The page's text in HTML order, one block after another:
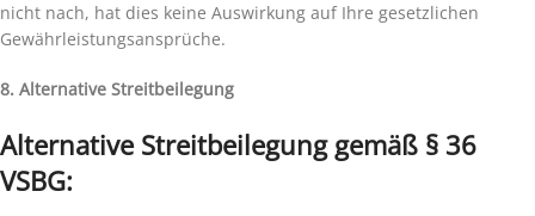
nicht nach, hat dies keine Auswirkung auf Ihre gesetzlichen
Gewährleistungsansprüche.
8. Alternative Streitbeilegung
Alternative Streitbeilegung gemäß § 36
VSBG: